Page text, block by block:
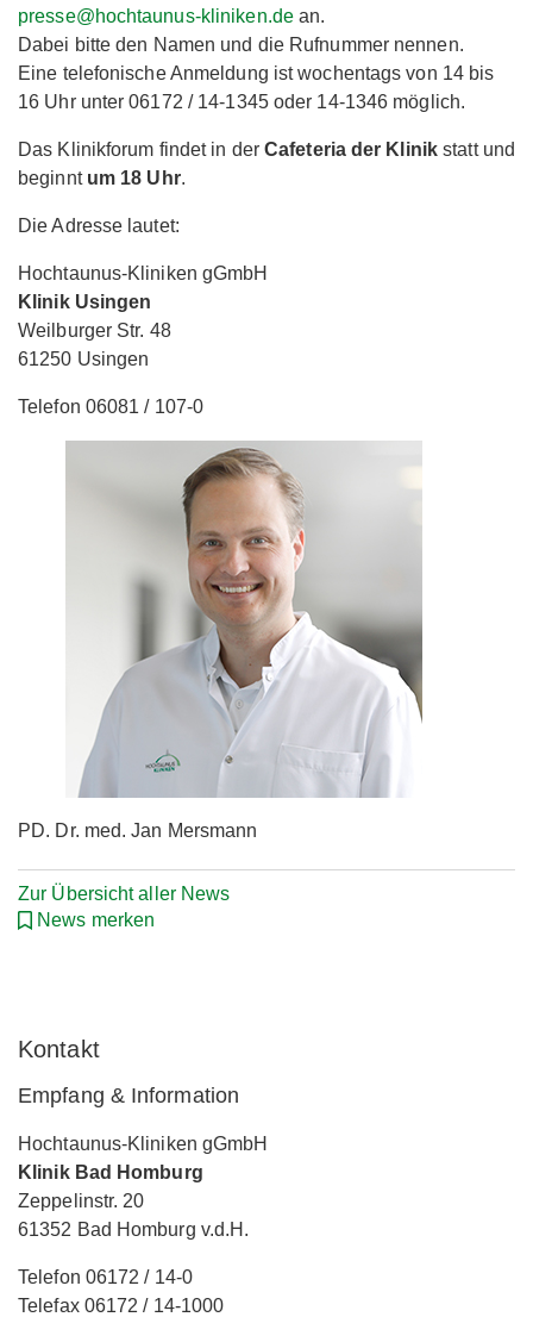
presse@hochtaunus-kliniken.dean.
Dabei bitte den Namen und die Rufnummer nennen.
Eine telefonische Anmeldung ist wochentags von 14 bis
16 Uhr unter 06172 / 14-1345 oder 14-1346 möglich.
Das Klinikforum findet in der Cafeteria der Klinik statt und
beginnt um 18 Uhr.
Die Adresse lautet:
Hochtaunus-Kliniken gGmbH
Klinik Usingen
Weilburger Str. 48
61250 Usingen
Telefon 06081 / 107-0
PD. Dr. med. Jan Mersmann
Zur Übersicht aller News
News merken
Kontakt
Empfang & Information
Hochtaunus-Kliniken gGmbH
Klinik Bad Homburg
Zeppelinstr. 20
61352 Bad Homburg v.d.H.
Telefon 06172 / 14-0
Telefax 06172 / 14-1000